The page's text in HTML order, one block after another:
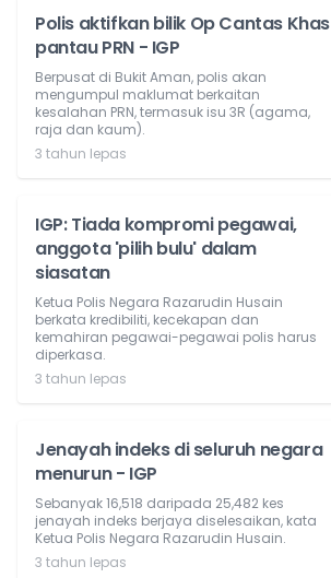
Polis aktifkan bilik Op Cantas Khas
pantau PRN - IGP
Berpusat di Bukit Aman, polis akan
mengumpul maklumat berkaitan
kesalahan PRN, termasuk isu 3R (agama,
raja dan kaum).
3 tahun lepas
IGP: Tiada kompromi pegawai,
anggota 'pilih bulu' dalam
siasatan
Ketua Polis Negara Razarudin Husain
berkata kredibiliti, kecekapan dan
kemahiran pegawai-pegawai polis harus
diperkasa.
3 tahun lepas
Jenayah indeks di seluruh negara
menurun - IGP
Sebanyak 16,518 daripada 25,482 kes
jenayah indeks berjaya diselesaikan, kata
Ketua Polis Negara Razarudin Husain.
3 tahun lepas